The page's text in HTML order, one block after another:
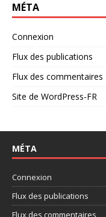
MÉTA
Connexion
Flux des publications
Flux des commentaires
Site de WordPress-FR
MÉTA
Connexion
Flux des publications
Flux des commentaires